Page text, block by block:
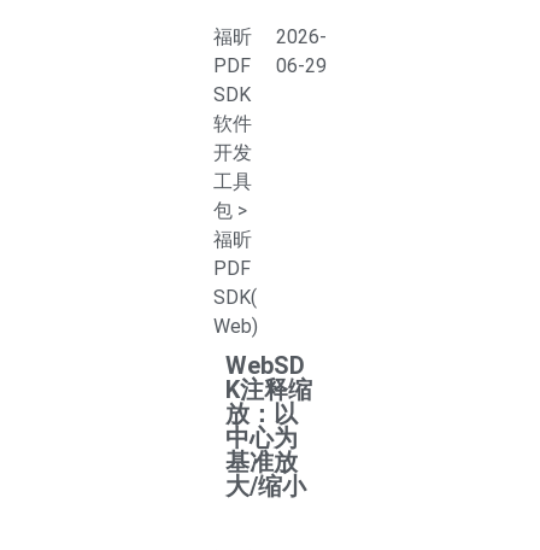
福昕
PDF
SDK
软件
开发
工具
包>
福昕
PDF
SDK(
Web)
2026-
06-29
WebSD
K注释缩
放：以
中心为
基准放
大/缩小